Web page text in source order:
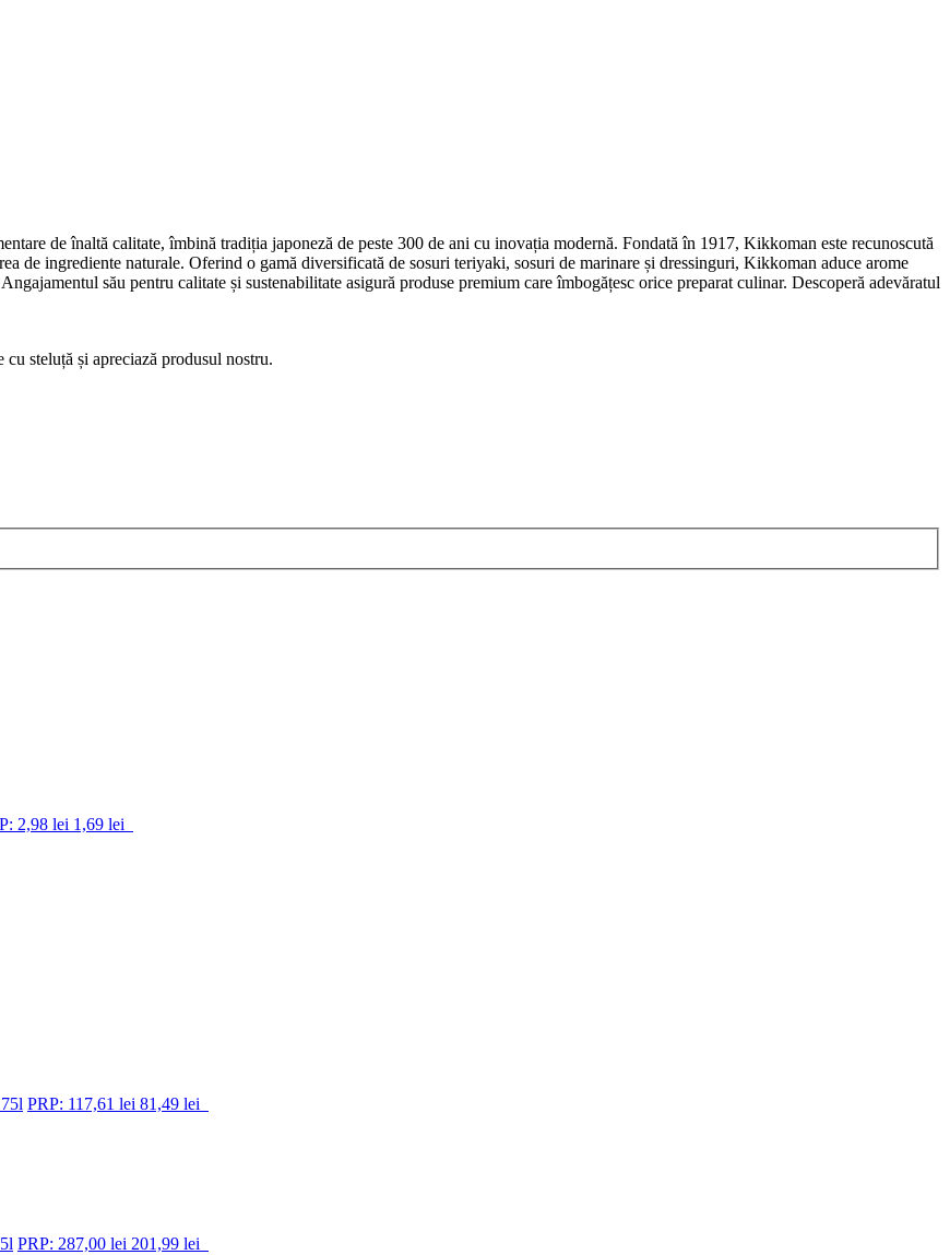
de înaltă calitate, îmbină tradiția japoneză de peste 300 de ani cu inovația modernă. Fondată în 1917, Kikkoman este recunoscută
de ingrediente naturale. Oferind o gamă diversificată de sosuri teriyaki, sosuri de marinare și dressinguri, Kikkoman aduce arome
său pentru calitate și sustenabilitate asigură produse premium care îmbogățesc orice preparat culinar. Descoperă adevăratul
steluță și apreciază produsul nostru.
2,98 lei 1,69 lei
PRP: 117,61 lei 81,49 lei
PRP: 287,00 lei 201,99 lei